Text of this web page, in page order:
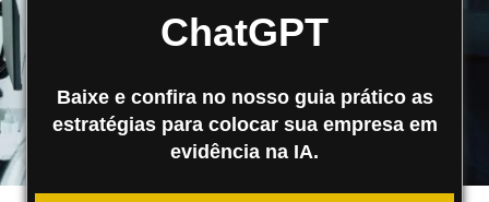
ChatGPT
Baixe e confira no nosso guia prático as
estratégias para colocar sua empresa em
evidência na IA.